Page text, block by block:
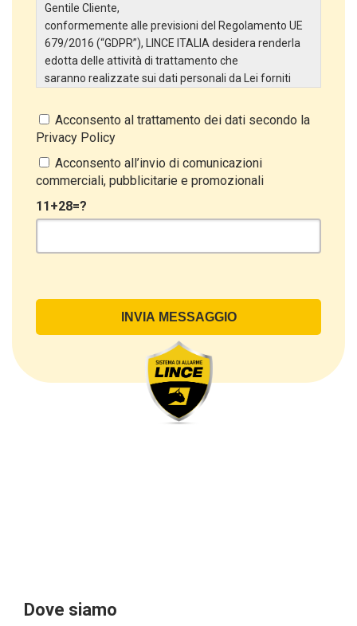
Gentile Cliente,
conformemente alle previsioni del Regolamento UE
679/2016 (“GDPR”), LINCE ITALIA desidera renderla
edotta delle attività di trattamento che
saranno realizzate sui dati personali da Lei forniti
particolare:
Titolare del Trattamento
Il Titolare del Trattamento è LINCE ITALIA S.r.l., con
sede in Via Variante di Cancelliera snc 00072 –
Ariccia (RM). L’interessato può esercitare i
propri diritti inviando una raccomandata alla sede
Oggetto del Trattamento
di contatto, così come altri dati necessari ai fini della
fatturazione, come l’indirizzo). Con riferimento a
questi ultimi, cogliamo l’occasione per
sottolineare che i dati delle persone fisiche sono
sempre qualificati come personali, mentre le persone
giuridiche sono in via generale escluse
dal campo di applicazione del GDPR (artt. 1 e 4 del
Alcuni segmenti dell’attività richiesta potrebbero
Acconsento al trattamento dei dati secondo la
Privacy Policy
Acconsento all’invio di comunicazioni
commerciali, pubblicitarie e promozionali
11+28=?
Dove siamo